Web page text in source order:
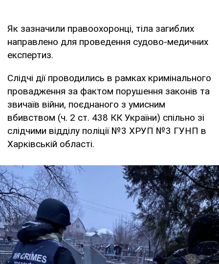
Як зазначили правоохоронці, тіла загиблих
направлено для проведення судово-медичних
експертиз.
Слідчі дії проводились в рамках кримінального
провадження за фактом порушення законів та
звичаїв війни, поєднаного з умисним
вбивством (ч. 2 ст. 438 КК України) спільно зі
слідчими відділу поліції №3 ХРУП №3 ГУНП в
Харківській області.